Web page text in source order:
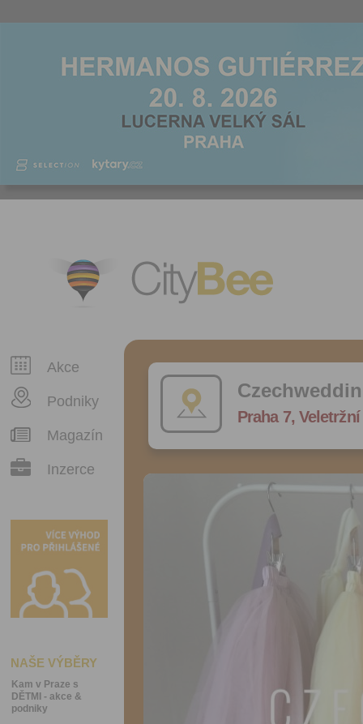
CityBee
Akce
Podniky
Magazín
Inzerce
NAŠE VÝBĚRY
Kam v Praze s
DĚTMI - akce &
podniky
Praha 7, Veletržní